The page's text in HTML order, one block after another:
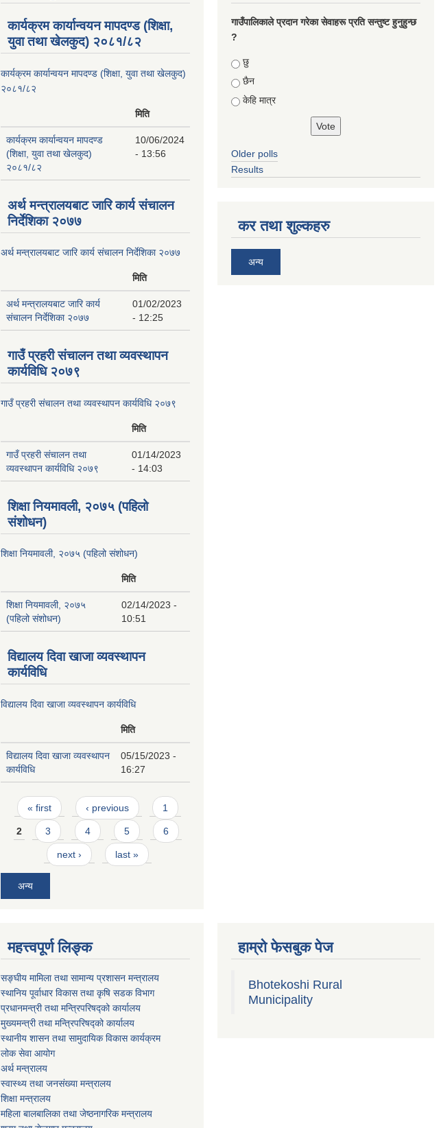
कार्यक्रम कार्यान्वयन मापदण्ड (शिक्षा,
युवा तथा खेलकुद) २०८१/८२
कार्यक्रम कार्यान्वयन मापदण्ड (शिक्षा, युवा तथा खेलकुद)
२०८१/८२
मिति
कार्यक्रम कार्यान्वयन मापदण्ड
(शिक्षा, युवा तथा खेलकुद)
२०८१/८२
10/06/2024
- 13:56
अर्थ मन्त्रालयबाट जारि कार्य संचालन
निर्देशिका २०७७
अर्थ मन्त्रालयबाट जारि कार्य संचालन निर्देशिका २०७७
मिति
अर्थ मन्त्रालयबाट जारि कार्य
संचालन निर्देशिका २०७७
01/02/2023
- 12:25
गाउँ प्रहरी संचालन तथा व्यवस्थापन
कार्यविधि २०७९
गाउँ प्रहरी संचालन तथा व्यवस्थापन कार्यविधि २०७९
मिति
गाउँ प्रहरी संचालन तथा
व्यवस्थापन कार्यविधि २०७९
01/14/2023
- 14:03
शिक्षा नियमावली, २०७५ (पहिलो
संशोधन)
शिक्षा नियमावली, २०७५ (पहिलो संशोधन)
मिति
शिक्षा नियमावली, २०७५
(पहिलो संशोधन)
02/14/2023 -
10:51
विद्यालय दिवा खाजा व्यवस्थापन
कार्यविधि
विद्यालय दिवा खाजा व्यवस्थापन कार्यविधि
मिति
विद्यालय दिवा खाजा व्यवस्थापन
कार्यविधि
05/15/2023 -
16:27
Pages
« first ‹ previous 1
2 3 4 5 6
next › last »
अन्य
गाउँपालिकाले प्रदान गरेका सेवाहरू प्रति सन्तुष्ट हुनुहुन्छ
?
Choices
छु
छैन
केहि मात्र
Older polls
Results
कर तथा शुल्कहरु
अन्य
महत्त्वपूर्ण लिङ्क
सङ्घीय मामिला तथा सामान्य प्रशासन मन्त्रालय
स्थानिय पूर्वाधार विकास तथा कृषि सडक विभाग
प्रधानमन्त्री तथा मन्त्रिपरिषद्को कार्यालय
मुख्यमन्त्री तथा मन्त्रिपरिषद्को कार्यालय
स्थानीय शासन तथा सामुदायिक विकास कार्यक्रम
लोक सेवा आयोग
अर्थ मन्त्रालय
स्वास्थ्य तथा जनस‌ंख्या मन्त्रालय
शिक्षा मन्त्रालय
महिला बालबालिका तथा जेष्ठनागरिक मन्त्रालय
हाम्रो फेसबुक पेज
Bhotekoshi Rural
Municipality